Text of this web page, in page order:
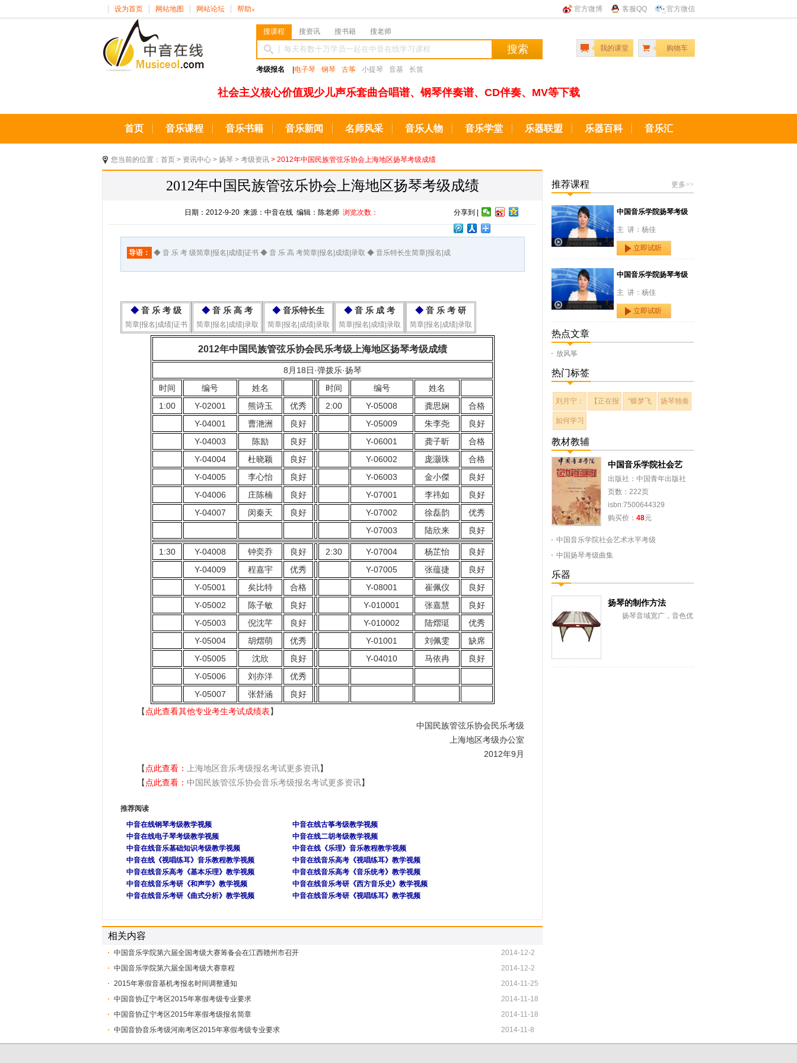
官方微博 客服QQ 官方微信
设为首页 网站地图 网站论坛 帮助 ∨
搜课程 搜资讯 搜书籍 搜老师
搜索
考级报名 电子琴 钢琴 古筝 小提琴 音基 长笛
我的课堂 购物车
社会主义核心价值观少儿声乐套曲合唱谱、钢琴伴奏谱、CD伴奏、MV等下载
首页 音乐课程 音乐书籍 音乐新闻 名师风采 音乐人物 音乐学堂 乐器联盟 乐器百科 音乐汇
您当前的位置： 首页 > 资讯中心 > 扬琴 > 考级资讯 > 2012年中国民族管弦乐协会上海地区扬琴考级成绩
2012年中国民族管弦乐协会上海地区扬琴考级成绩
分享到 |
日期：2012-9-20 来源：中音在线 编辑：陈老师 浏览次数：
导语： ◆ 音 乐 考 级简章|报名|成绩|证书 ◆ 音 乐 高 考简章|报名|成绩|录取 ◆ 音乐特长生简章|报名|成
◆ 音 乐 考 级
简章|报名|成绩|证书
◆ 音 乐 高 考
简章|报名|成绩|录取
◆ 音乐特长生
简章|报名|成绩|录取
◆ 音 乐 成 考
简章|报名|成绩|录取
◆ 音 乐 考 研
简章|报名|成绩|录取
2012年中国民族管弦乐协会民乐考级上海地区扬琴考级成绩
8月18日·弹拨乐·扬琴
时间
编号 姓名 时间 编号
姓名
1:00
Y-02001 熊诗玉 优秀 2:00 Y-05008 龚思娴
合格
Y-04001
曹滟洲 良好 Y-05009 朱李尧
良好
Y-04003
陈励 良好 Y-06001 龚子昕
合格
Y-04004
杜晓颖 良好 Y-06002 庞灏珠
合格
Y-04005
李心怡 良好 Y-06003 金小傑
良好
Y-04006
庄陈楠 良好 Y-07001 李祎如
良好
Y-04007
闵秦天 良好 Y-07002 徐磊韵
优秀
Y-07003
陆欣来 良好
1:30 Y-04008 钟奕乔 良好 2:30 Y-07004 杨芷怡
良好
Y-04009
程嘉宇 优秀 Y-07005 张蕴捷
良好
Y-05001
矣比特 合格 Y-08001 崔佩仪
良好
Y-05002
陈子敏 良好 Y-010001 张嘉慧
良好
Y-05003
倪沈芊 良好 Y-010002 陆熠珽
优秀
Y-05004
胡熠萌 优秀 Y-01001 刘佩雯
缺席
Y-05005
沈欣 良好 Y-04010 马依冉
良好
Y-05006
刘亦洋
优秀
Y-05007
张舒涵
良好
【 点此查看其他专业考生考试成绩表】
中国民族管弦乐协会民乐考级
上海地区考级办公室
2012年9月
【 点此查看： 上海地区音乐考级报名考试更多资讯】
【 点此查看： 中国民族管弦乐协会音乐考级报名考试更多资讯】
推荐阅读
中音在线钢琴考级教学视频
中音在线古筝考级教学视频
中音在线电子琴考级教学视频
中音在线二胡考级教学视频
中音在线音乐基础知识考级教学视频
中音在线《乐理》音乐教程教学视频
中音在线《视唱练耳》音乐教程教学视频
中音在线音乐高考《视唱练耳》教学视频
中音在线音乐高考《基本乐理》教学视频
中音在线音乐高考《音乐统考》教学视频
中音在线音乐考研《和声学》教学视频
中音在线音乐考研《西方音乐史》教学视频
中音在线音乐考研《曲式分析》教学视频
中音在线音乐考研《视唱练耳》教学视频
相关内容
中国音乐学院第六届全国考级大赛筹备会在江西赣州市召开
2014-12-2
中国音乐学院第六届全国考级大赛章程
2014-12-2
2015年寒假音基机考报名时间调整通知
2014-11-25
中国音协辽宁考区2015年寒假考级专业要求
2014-11-18
中国音协辽宁考区2015年寒假考级报名简章
2014-11-18
中国音协音乐考级河南考区2015年寒假考级专业要求
2014-11-8
更多>>
推荐课程
中国音乐学院扬琴考级
主 讲：杨佳
立即试听
中国音乐学院扬琴考级
主 讲：杨佳
立即试听
热点文章
放风筝
热门标签
刘月宁： 【正在报 “蝶梦飞 扬琴独奏
如何学习
教材教辅
中国音乐学院社会艺
出版社：中国青年出版社
页数：222页
isbn:7500644329
购买价： 48元
中国音乐学院社会艺术水平考级
中国扬琴考级曲集
乐器
扬琴的制作方法
扬琴音域宽广，音色优